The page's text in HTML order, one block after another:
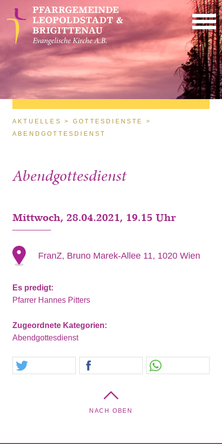
Direkt zum Inhalt
Sie sind hier
AKTUELLES
GOTTESDIENSTE
ABENDGOTTESDIENST
Abendgottesdienst
Mittwoch, 28.04.2021, 19.15 Uhr
FranZ, Bruno Marek-Allee 11, 1020 Wien
Es predigt:
Pfarrer Hannes Pitters
Zugeordnete Kategorien:
Abendgottesdienst
NACH OBEN